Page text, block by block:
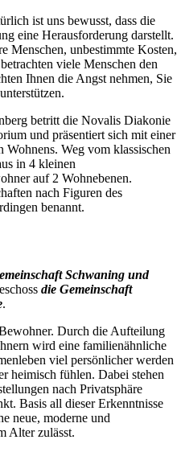
ist uns bewusst, dass die
eine Herausforderung darstellt.
Menschen, unbestimmte Kosten,
viele Menschen den
Ihnen die Angst nehmen, Sie
betritt die Novalis Diakonie
und präsentiert sich mit einer
Wohnens. Weg vom klassischen
in 4 kleinen
auf 2 Wohnebenen.
nach Figuren des
benannt.
Schwaning und
die Gemeinschaft
.
Durch die Aufteilung
wird eine familienähnliche
viel persönlicher werden
heimisch fühlen. Dabei stehen
nach Privatsphäre
Basis all dieser Erkenntnisse
neue, moderne und
Alter zulässt.